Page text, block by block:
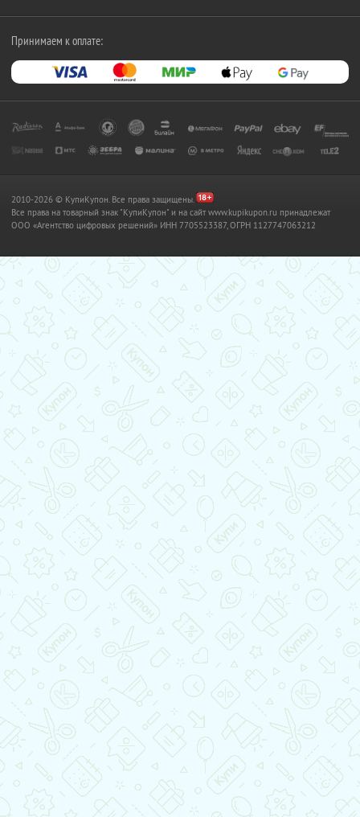
Принимаем к оплате:
2010-2026 © КупиКупон. Все права защищены.
Все права на товарный знак "КупиКупон" и на сайт www.kupikupon.ru принадлежат
OOO «Агентство цифровых решений» ИНН 7705523387, ОГРН 1127747063212